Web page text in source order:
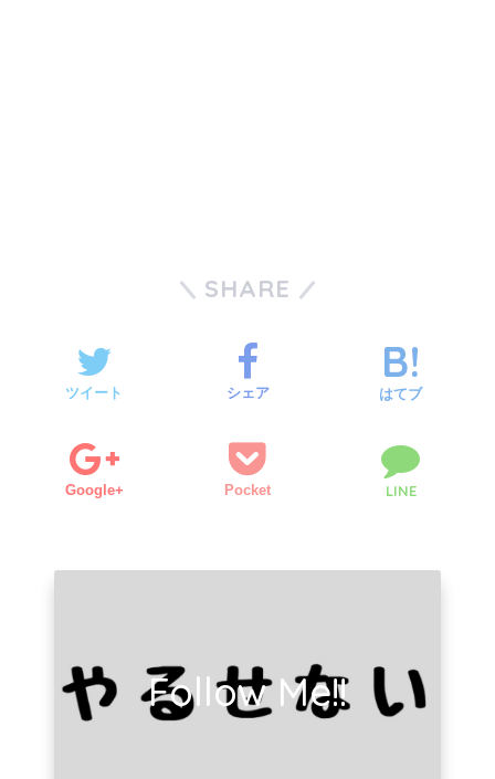
SHARE
ツイート シェア はてブ
Google+ Pocket LINE
Follow Me!!